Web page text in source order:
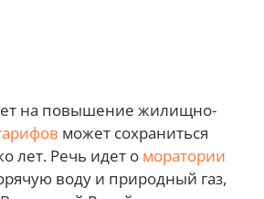
на повышение жилищно-
может сохраниться
лет. Речь идет о моратории
воду и природный газ,